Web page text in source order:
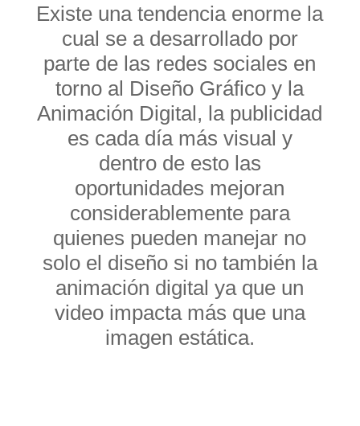
Existe una tendencia enorme la
cual se a desarrollado por
parte de las redes sociales en
torno al Diseño Gráfico y la
Animación Digital, la publicidad
es cada día más visual y
dentro de esto las
oportunidades mejoran
considerablemente para
quienes pueden manejar no
solo el diseño si no también la
animación digital ya que un
video impacta más que una
imagen estática.